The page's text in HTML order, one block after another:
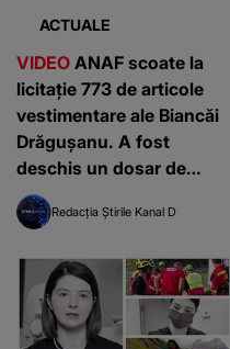
ACTUALE
VIDEO ANAF scoate la
licitație 773 de articole
vestimentare ale Biancăi
Drăgușanu. A fost
deschis un dosar de
evaziune fiscală
Redacția Știrile Kanal D